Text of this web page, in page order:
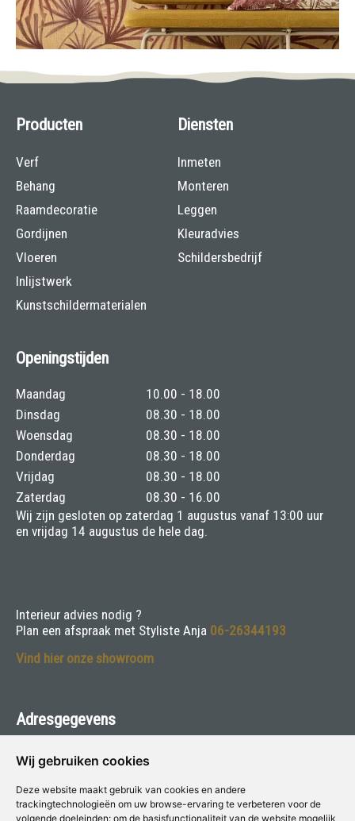
Wij gebruiken cookies
Deze website maakt gebruik van cookies en andere
trackingtechnologieën om uw browse-ervaring te verbeteren voor de
volgende doeleinden: om de basisfunctionaliteit van de website mogelijk
Producten
Verf
Behang
Raamdecoratie
Gordijnen
Vloeren
Inlijstwerk
Kunstschildermaterialen
Diensten
Inmeten
Monteren
Leggen
Kleuradvies
Schildersbedrijf
Openingstijden
Maandag
10.00 - 18.00
Dinsdag
08.30 - 18.00
Woensdag
08.30 - 18.00
Donderdag
08.30 - 18.00
Vrijdag
08.30 - 18.00
Zaterdag
08.30 - 16.00
Wij zijn gesloten op zaterdag 1 augustus vanaf 13:00 uur
en vrijdag 14 augustus de hele dag.
Interieur advies nodig ?
Plan een afspraak met Styliste Anja 06-26344193
Vind hier onze showroom
Adresgegevens
van Asselen voor Verf & Wonen
Telefoon:0297-261218